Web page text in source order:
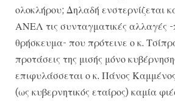
ολοκλήρου; Δηλαδή ενστερνίζεται
ΑΝΕΛ τις συνταγματικές αλλαγές -
θρήσκευμα- που πρότεινε ο κ.
προτάσεις της μισής μόνο
επιφυλάσσεται ο κ. Πάνος
(ως κυβερνητικός εταίρος) καμία